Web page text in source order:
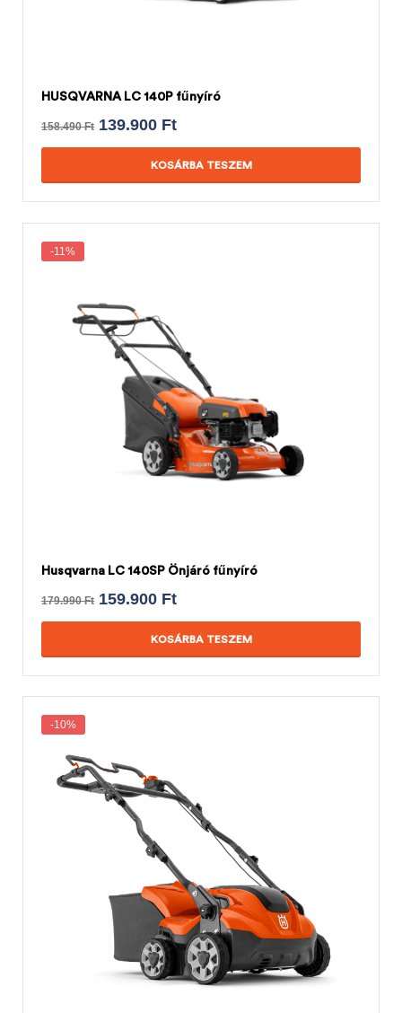
HUSQVARNA LC 140P fűnyíró
158.490Ft 139.900 Ft
KOSÁRBA TESZEM
-11%
Husqvarna LC 140SP Önjáró fűnyíró
179.990Ft 159.900 Ft
KOSÁRBA TESZEM
-10%